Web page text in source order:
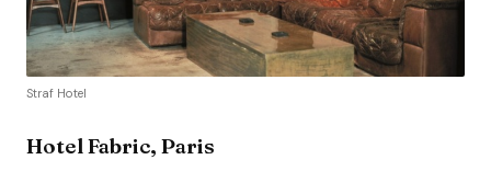
Straf Hotel
Hotel Fabric, Paris